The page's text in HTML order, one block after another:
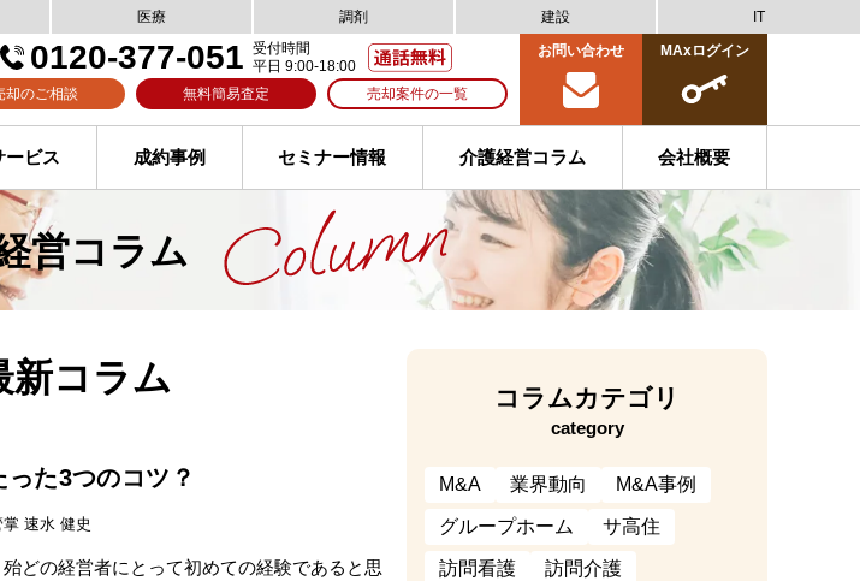
医療 調剤 建設 IT
0120-377-051 受付時間
平日 9:00-18:00
却のご相談
無料簡易査定 売却案件の一覧
お問い合わせ MAxログイン
ービス 成約事例 セミナー情報 介護経営コラム 会社概要
営コラム
新コラム
た3つのコツ？
速水 健史
どの経営者にとって初めての経験であると思
コラムカテゴリ
category
M&A 業界動向 M&A事例
グループホーム サ高住
訪問看護 訪問介護